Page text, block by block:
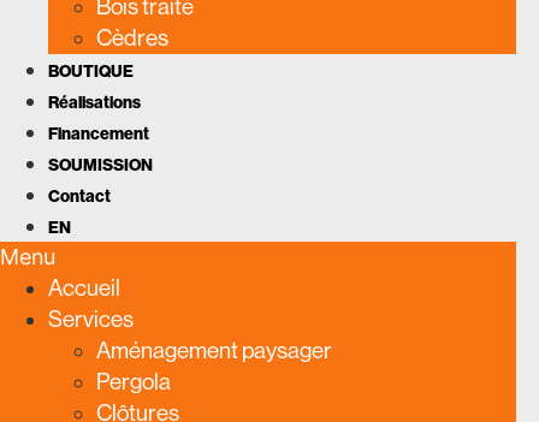
Bois traité
Cèdres
BOUTIQUE
Réalisations
Financement
SOUMISSION
Contact
EN
Menu
Accueil
Services
Aménagement paysager
Pergola
Clôtures